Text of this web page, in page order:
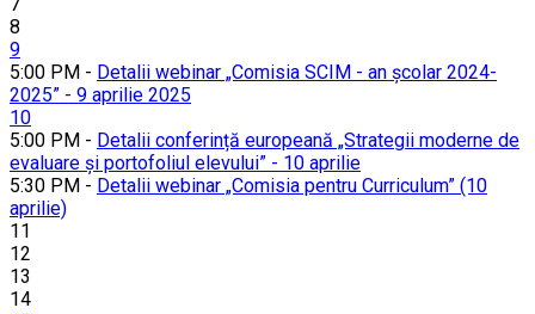
8
9
5:00 PM - Detalii webinar „Comisia SCIM - an școlar 2024-
2025” - 9 aprilie 2025
10
5:00 PM - Detalii conferință europeană „Strategii moderne de
evaluare și portofoliul elevului” - 10 aprilie
5:30 PM - Detalii webinar „Comisia pentru Curriculum” (10
aprilie)
11
12
13
14